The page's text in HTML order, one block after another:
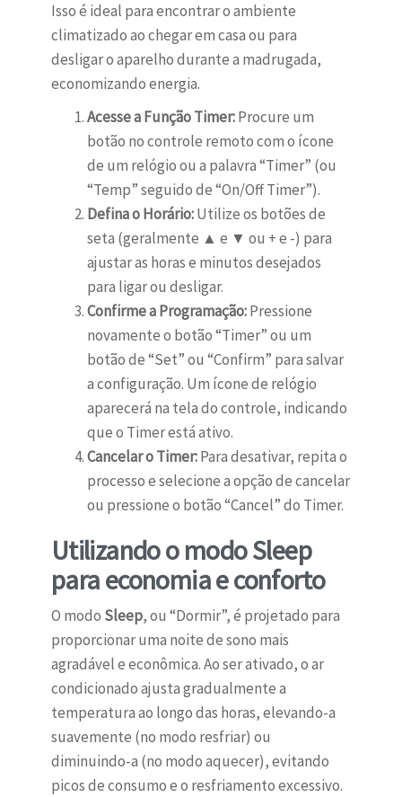
Isso é ideal para encontrar o ambiente
climatizado ao chegar em casa ou para
desligar o aparelho durante a madrugada,
economizando energia.
Acesse a Função Timer:Procure um
botão no controle remoto com o ícone
de um relógio ou a palavra “Timer” (ou
“Temp” seguido de “On/Off Timer”).
Defina o Horário:Utilize os botões de
seta (geralmente ▲ e ▼ ou + e -) para
ajustar as horas e minutos desejados
para ligar ou desligar.
Confirme a Programação:Pressione
novamente o botão “Timer” ou um
botão de “Set” ou “Confirm” para salvar
a configuração. Um ícone de relógio
aparecerá na tela do controle, indicando
que o Timer está ativo.
Cancelar o Timer:Para desativar, repita o
processo e selecione a opção de cancelar
ou pressione o botão “Cancel” do Timer.
Utilizando o modo Sleep
para economia e conforto
O modo Sleep, ou “Dormir”, é projetado para
proporcionar uma noite de sono mais
agradável e econômica. Ao ser ativado, o ar
condicionado ajusta gradualmente a
temperatura ao longo das horas, elevando-a
suavemente (no modo resfriar) ou
diminuindo-a (no modo aquecer), evitando
picos de consumo e o resfriamento excessivo.